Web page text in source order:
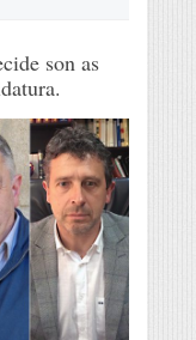
son as